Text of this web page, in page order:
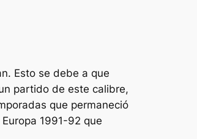
Esto se debe a que
partido de este calibre,
que permaneció
1991-92 que